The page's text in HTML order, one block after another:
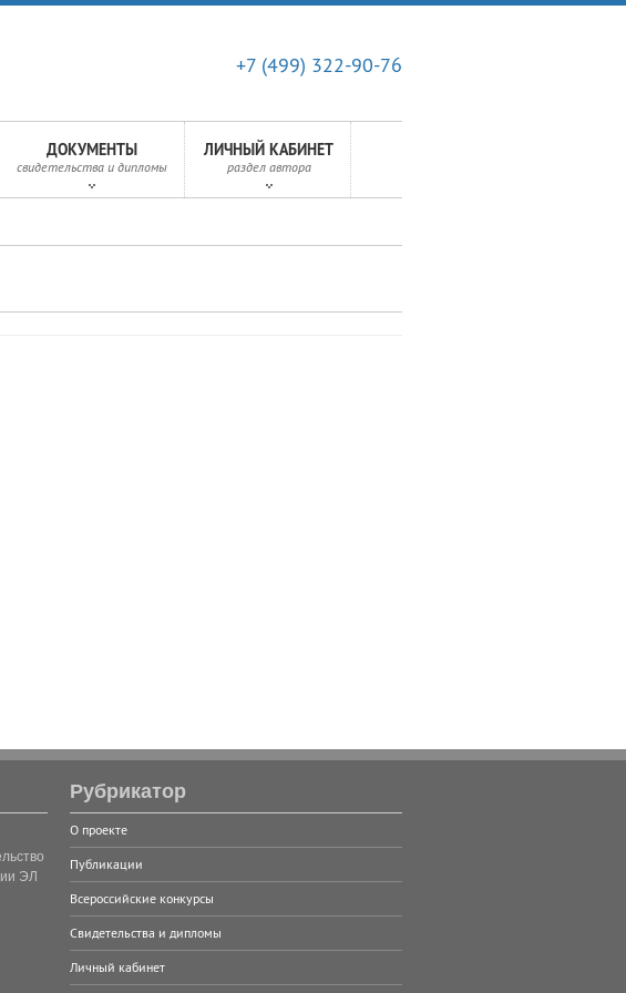
+7 (499) 322-90-76
ДОКУМЕНТЫ
свидетельства и дипломы
ЛИЧНЫЙ КАБИНЕТ
раздел автора
ЭЛ
Рубрикатор
О проекте
Публикации
Всероссийские конкурсы
Свидетельства и дипломы
Личный кабинет